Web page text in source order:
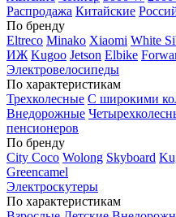
Распродажа Китайские
По бренду
Eltreco Minako Xiaomi White
ИЖ Kugoo Jetson Elbike
Электровелосипеды
По характеристикам
Трехколесные С широкими
Внедорожные
пенсионеров
По бренду
City Coco Wolong Skyboard
Greencamel
Электроскутеры
По характеристикам